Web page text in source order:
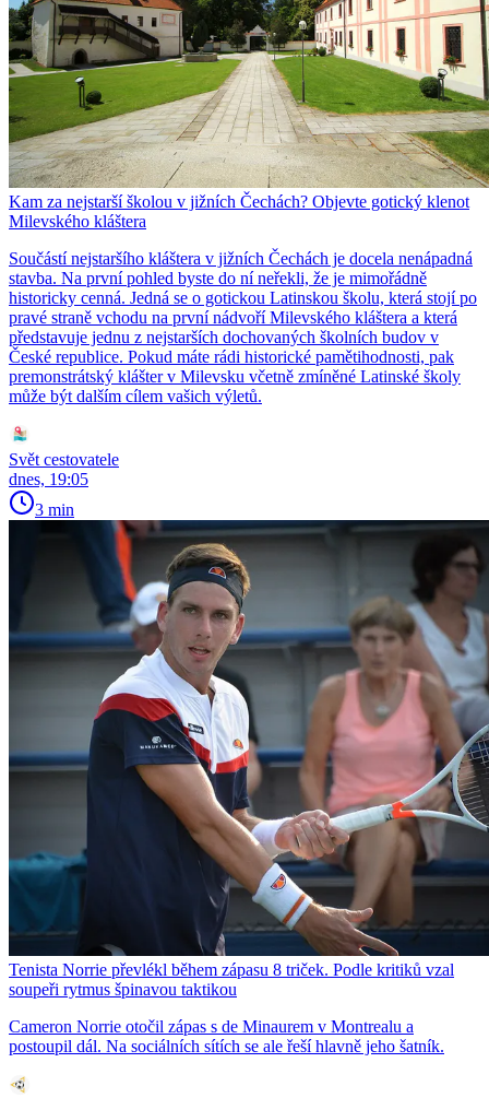
Kam za nejstarší školou v jižních Čechách? Objevte gotický klenot
Milevského kláštera
Součástí nejstaršího kláštera v jižních Čechách je docela nenápadná
stavba. Na první pohled byste do ní neřekli, že je mimořádně
historicky cenná. Jedná se o gotickou Latinskou školu, která stojí po
pravé straně vchodu na první nádvoří Milevského kláštera a která
představuje jednu z nejstarších dochovaných školních budov v
České republice. Pokud máte rádi historické pamětihodnosti, pak
premonstrátský klášter v Milevsku včetně zmíněné Latinské školy
může být dalším cílem vašich výletů.
Svět cestovatele
dnes, 19:05
3 min
Tenista Norrie převlékl během zápasu 8 triček. Podle kritiků vzal
soupeři rytmus špinavou taktikou
Cameron Norrie otočil zápas s de Minaurem v Montrealu a
postoupil dál. Na sociálních sítích se ale řeší hlavně jeho šatník.